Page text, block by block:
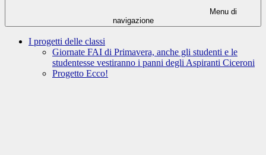
Menu di
navigazione
I progetti delle classi
Giornate FAI di Primavera, anche gli studenti e le
studentesse vestiranno i panni degli Aspiranti Ciceroni
Progetto Ecco!